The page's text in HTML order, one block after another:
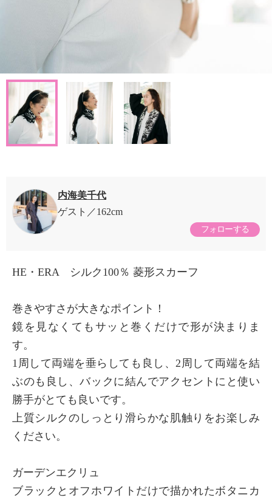
内海美千代
ゲスト
162cm
フォローする
HE・ERA シルク100％ 菱形スカーフ
巻きやすさが大きなポイント！
鏡を見なくてもサッと巻くだけで形が決まりま
す。
1周して両端を垂らしても良し、2周して両端を結
ぶのも良し、バックに結んでアクセントにと使い
勝手がとても良いです。
上質シルクのしっとり滑らかな肌触りをお楽しみ
ください。
ガーデンエクリュ
ブラックとオフホワイトだけで描かれたボタニカ